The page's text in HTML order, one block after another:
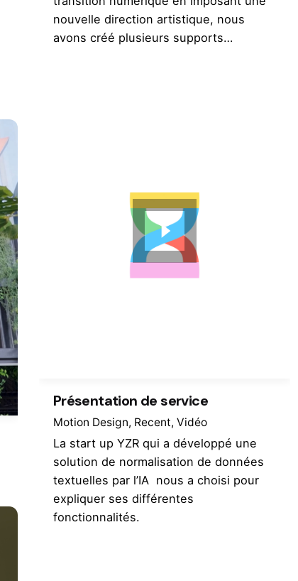
nouvelle direction artistique, nous
avons créé plusieurs supports…
Présentation de service
Motion Design Recent Vidéo
La start up YZR qui a développé une
solution de normalisation de données
textuelles par l’IA nous a choisi pour
expliquer ses différentes
fonctionnalités.